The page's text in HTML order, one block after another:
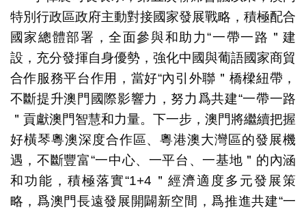
特別行政區政府主動對接國家發展戰略，積極配合
國家總體部署，全面參與和助力“一帶一路＂建
設，充分發揮自身優勢，強化中國與葡語國家商貿
合作服務平台作用，當好“內引外聯＂橋樑紐帶，
不斷提升澳門國際影響力，努力爲共建“一帶一路
＂貢獻澳門智慧和力量。下一步，澳門將繼續把握
好橫琴粵澳深度合作區、粵港澳大灣區的發展機
遇，不斷豐富“一中心、一平台、一基地＂的內涵
和功能，積極落實“1+4＂經濟適度多元發展策
略，爲澳門長遠發展開闢新空間，爲推進共建“一